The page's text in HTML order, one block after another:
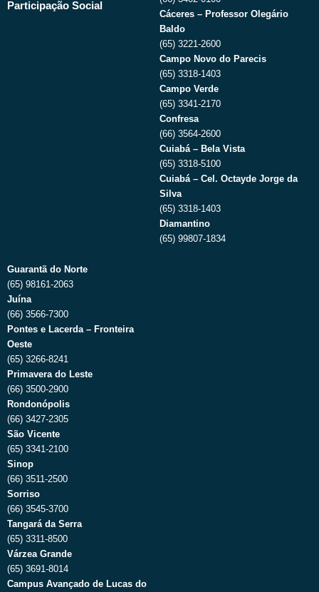
Participação Social
Cáceres – Professor Olegário
Baldo
(65) 3221-2600
Campo Novo do Parecis
(65) 3318-1403
Campo Verde
(65) 3341-2170
Confresa
(66) 3564-2600
Cuiabá – Bela Vista
(65) 3318-5100
Cuiabá – Cel. Octayde Jorge da
Silva
(65) 3318-1403
Diamantino
(65) 99807-1834
Guarantã do Norte
(65) 98161-2063
Juína
(66) 3566-7300
Pontes e Lacerda – Fronteira
Oeste
(65) 3266-8241
Primavera do Leste
(66) 3500-2900
Rondonópolis
(66) 3427-2305
São Vicente
(65) 3341-2100
Sinop
(66) 3511-2500
Sorriso
(66) 3545-3700
Tangará da Serra
(65) 3311-8500
Várzea Grande
(65) 3691-8014
Campus Avançado de Lucas do